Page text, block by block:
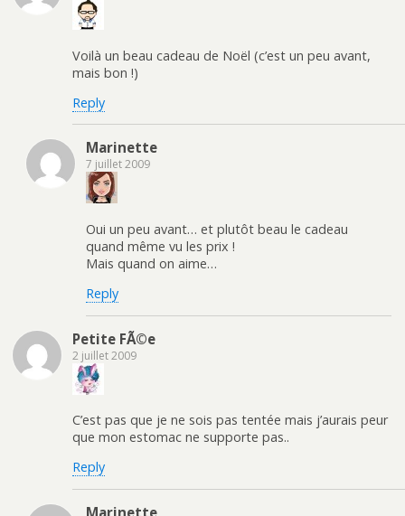
Voilà un beau cadeau de Noël (c’est un peu avant,
mais bon !)
Reply
Marinette
7 juillet 2009
Oui un peu avant… et plutôt beau le cadeau
quand même vu les prix !
Mais quand on aime…
Reply
Petite FÃ©e
2 juillet 2009
C’est pas que je ne sois pas tentée mais j’aurais peur
que mon estomac ne supporte pas..
Reply
Marinette